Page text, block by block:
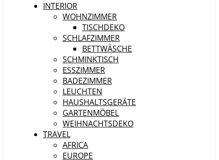
INTERIOR
WOHNZIMMER
TISCHDEKO
SCHLAFZIMMER
BETTWÄSCHE
SCHMINKTISCH
ESSZIMMER
BADEZIMMER
LEUCHTEN
HAUSHALTSGERÄTE
GARTENMÖBEL
WEIHNACHTSDEKO
TRAVEL
AFRICA
EUROPE